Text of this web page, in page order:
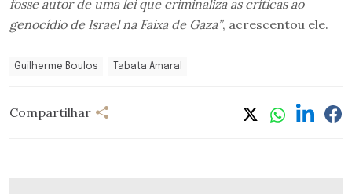
fosse autor de uma lei que criminaliza as críticas ao
genocídio de Israel na Faixa de Gaza”, acrescentou ele.
Guilherme Boulos Tabata Amaral
Compartilhar